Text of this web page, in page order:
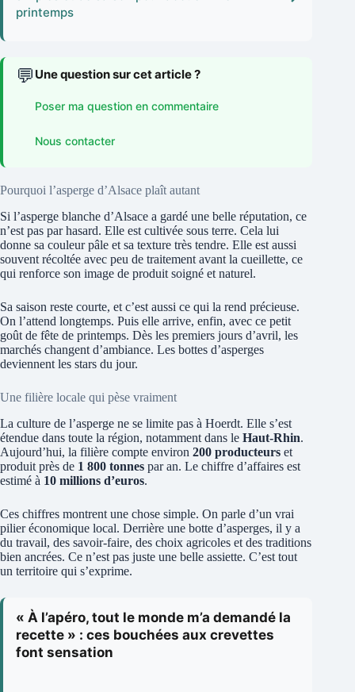
printemps
💬 Une question sur cet article ?
Poser ma question en commentaire
Nous contacter
Pourquoi l’asperge d’Alsace plaît autant
Si l’asperge blanche d’Alsace a gardé une belle réputation, ce
n’est pas par hasard. Elle est cultivée sous terre. Cela lui
donne sa couleur pâle et sa texture très tendre. Elle est aussi
souvent récoltée avec peu de traitement avant la cueillette, ce
qui renforce son image de produit soigné et naturel.
Sa saison reste courte, et c’est aussi ce qui la rend précieuse.
On l’attend longtemps. Puis elle arrive, enfin, avec ce petit
goût de fête de printemps. Dès les premiers jours d’avril, les
marchés changent d’ambiance. Les bottes d’asperges
deviennent les stars du jour.
Une filière locale qui pèse vraiment
La culture de l’asperge ne se limite pas à Hoerdt. Elle s’est
étendue dans toute la région, notamment dans le Haut-Rhin.
Aujourd’hui, la filière compte environ 200 producteurs et
produit près de 1 800 tonnes par an. Le chiffre d’affaires est
estimé à 10 millions d’euros.
Ces chiffres montrent une chose simple. On parle d’un vrai
pilier économique local. Derrière une botte d’asperges, il y a
du travail, des savoir-faire, des choix agricoles et des traditions
bien ancrées. Ce n’est pas juste une belle assiette. C’est tout
un territoire qui s’exprime.
« À l’apéro, tout le monde m’a demandé la
recette » : ces bouchées aux crevettes
font sensation